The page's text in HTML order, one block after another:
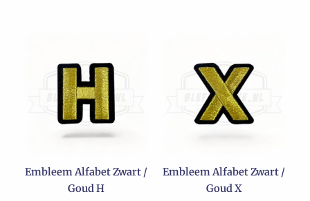
Embleem Alfabet Zwart /
Goud H
Embleem Alfabet Zwart /
Goud X